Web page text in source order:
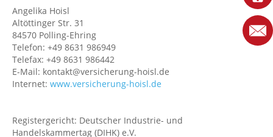
Angelika Hoisl
Altöttinger Str. 31
84570 Polling-Ehring
Telefon: +49 8631 986949
Telefax: +49 8631 986442
E-Mail: kontakt@versicherung-hoisl.de
Internet: www.versicherung-hoisl.de
Registergericht: Deutscher Industrie- und
Handelskammertag (DIHK) e.V.